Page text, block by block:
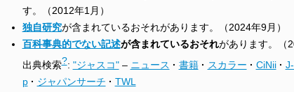
す。
（2012年1月 ）
独自研究が含まれているおそれがあります。 （2024年9月 ）
百科事典的でない記述が含まれているおそれがあります。 （
出典検索?: "ジャスコ" – ニュース · 書籍 · スカラー · CiNii ·
p · ジャパンサーチ · TWL